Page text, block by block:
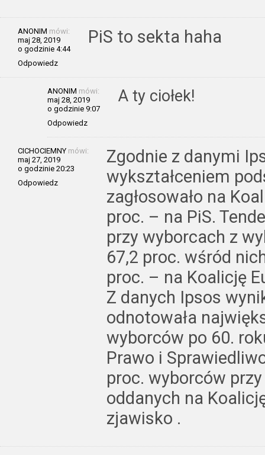
ANONIM mówi:
maj 28, 2019
o godzinie 4:44
Odpowiedz
PiS to sekta haha
ANONIM mówi:
maj 28, 2019
o godzinie 9:07
Odpowiedz
A ty ciołek!
CICHOCIEMNY mówi:
maj 27, 2019
o godzinie 20:23
Odpowiedz
Zgodnie z danymi
wykształceniem
zagłosowało na
proc. – na PiS.
przy wyborcach z
67,2 proc. wśród
proc. – na Koalicję
Z danych Ipsos
odnotowała
wyborców po 60.
Prawo i
proc. wyborców
oddanych na
zjawisko .